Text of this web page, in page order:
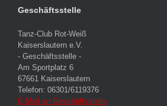
Geschäftsstelle
Tanz-Club Rot-Weiß
Kaiserslautern e.V.
- Geschäftsstelle -
Am Sportplatz 6
67661 Kaiserslautern
Telefon: 06301/6119376
E-Mail an Geschäftsstelle